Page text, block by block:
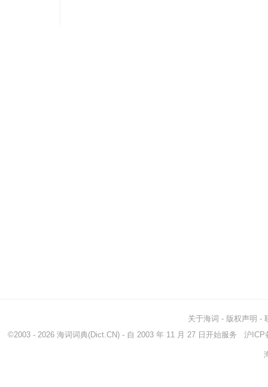
关于海词 - 版权声明 -
©2003 - 2026 海词词典(Dict.CN) - 自 2003 年 11 月 27 日开始服务 沪ICP